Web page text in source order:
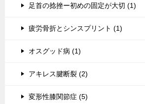
足首の捻挫ー初めの固定が大切 (1)
疲労骨折とシンスプリント (1)
オスグッド病 (1)
アキレス腱断裂 (2)
変形性膝関節症 (5)